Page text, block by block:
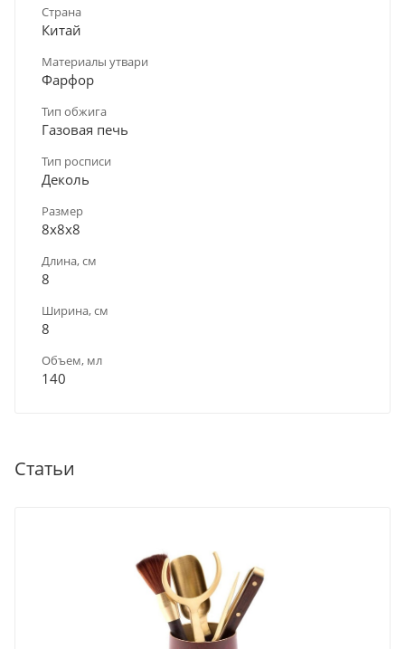
Страна
Китай
Материалы утвари
Фарфор
Тип обжига
Газовая печь
Тип росписи
Деколь
Размер
8х8х8
Длина, см
8
Ширина, см
8
Объем, мл
140
Статьи